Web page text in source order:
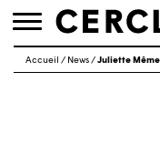
Toggle
Accueil / News/Juliette Même